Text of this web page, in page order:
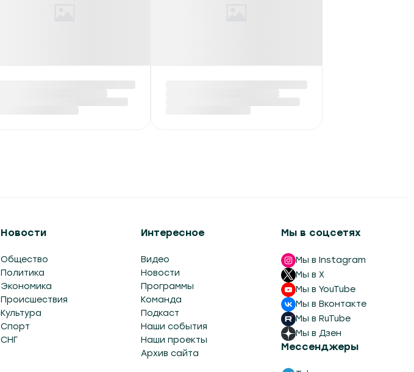
ДТП на Гомельщине:
ФОТО: Пернатые
Новости
Общество
Политика
Экономика
Происшествия
Культура
Интересное
Видео
Новости
Программы
Команда
Подкаст
Наши события
Мы в соцсетях
Мы в Instagram
Мы в X
Мы в YouTube
Мы в Вконтакте
Мы в RuTube